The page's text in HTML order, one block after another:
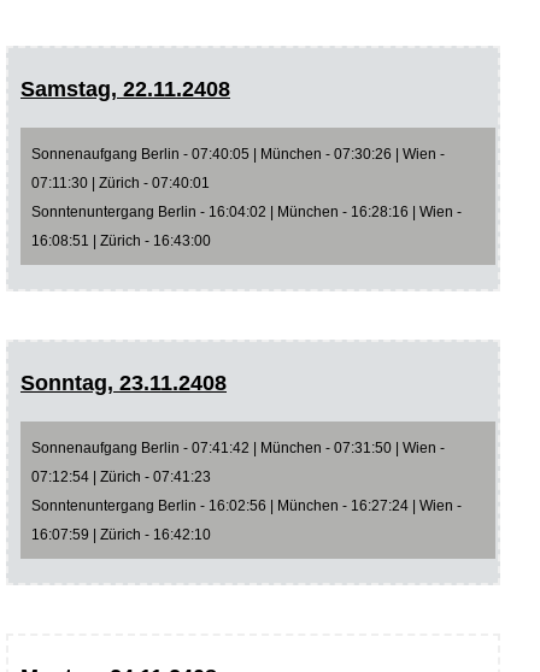
Samstag, 22.11.2408
Sonnenaufgang Berlin - 07:40:05 | München - 07:30:26 | Wien -
07:11:30 | Zürich - 07:40:01
Sonntenuntergang Berlin - 16:04:02 | München - 16:28:16 | Wien -
16:08:51 | Zürich - 16:43:00
Sonntag, 23.11.2408
Sonnenaufgang Berlin - 07:41:42 | München - 07:31:50 | Wien -
07:12:54 | Zürich - 07:41:23
Sonntenuntergang Berlin - 16:02:56 | München - 16:27:24 | Wien -
16:07:59 | Zürich - 16:42:10